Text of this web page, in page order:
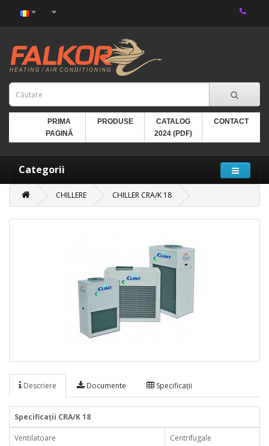
PRIMA
PAGINĂ
PRODUSE
CATALOG
2024 (PDF)
CONTACT
Categorii
CHILLERE CHILLER CRA/K 18
Descriere Documente Specificaţii
Specificaţii CRA/K 18
Ventilatoare
Centrifugale